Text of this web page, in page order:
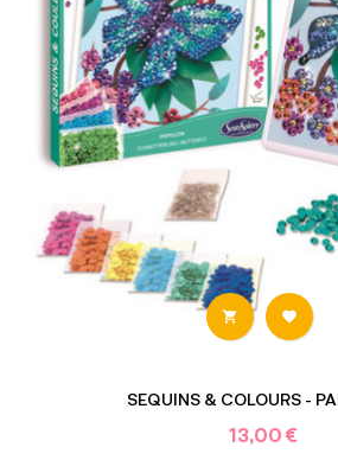
 
SEQUINS & COLOURS -
13,00 €